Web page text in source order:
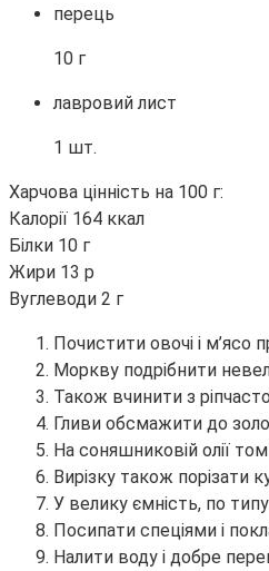
перець
10 г
лавровий лист
1 шт.
Харчова цінність на 100 г:
Калорії 164 ккал
Білки 10 г
Жири 13 р
Вуглеводи 2 г
Почистити овочі і м’ясо
Моркву подрібнити
Також вчинити з
Гливи обсмажити до
На соняшниковій олії
Вирізку також порізати
У велику ємність, по
Посипати спеціями і
Налити воду і добре